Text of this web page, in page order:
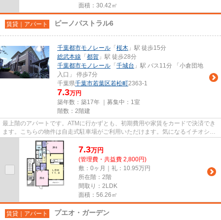
面積：30.42㎡
賃貸｜アパート ピーノパストラル6
千葉都市モノレール 「 桜木 」駅 徒歩15分
総武本線 「 都賀 」駅 徒歩28分
千葉都市モノレール 「 千城台 」駅 バス11分 「小倉団地
入口」 停歩7分
千葉県千葉市若葉区若松町2363-1
7.3万円
築年数：築17年 ｜募集中： 1室
階数：2階建
最上階のアパートです。ATMに行かずとも、初期費用や家賃をカードで決済でき
ます。こちらの物件は自走式駐車場がご利用いただけます。気になるイチオシ物
件情報：「ピーノパストラル6...
7.3万円
(管理費・共益費 2,800円)
敷：0ヶ月｜礼：10.95万円
所在階：2階
間取り：2LDK
面積：56.26㎡
賃貸｜アパート プエオ・ガーデン